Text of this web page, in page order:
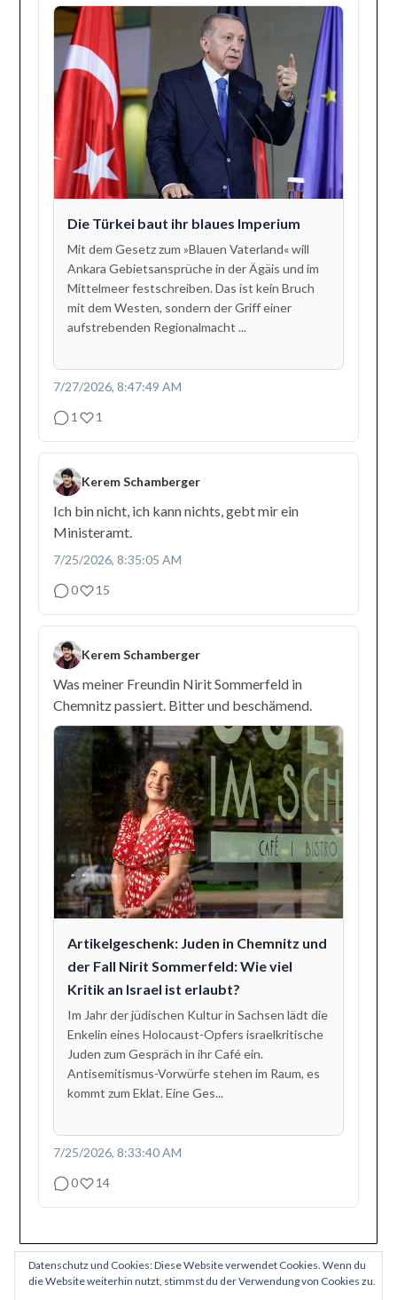
Die Türkei baut ihr blaues Imperium
Mit dem Gesetz zum »Blauen Vaterland« will
Ankara Gebietsansprüche in der Ägäis und im
Mittelmeer festschreiben. Das ist kein Bruch
mit dem Westen, sondern der Griff einer
aufstrebenden Regionalmacht ...
7/27/2026, 8:47:49 AM
1
1
Kerem Schamberger
Ich bin nicht, ich kann nichts, gebt mir ein
Ministeramt.
7/25/2026, 8:35:05 AM
0
15
Kerem Schamberger
Was meiner Freundin Nirit Sommerfeld in
Chemnitz passiert. Bitter und beschämend.
Artikelgeschenk: Juden in Chemnitz und
der Fall Nirit Sommerfeld: Wie viel
Kritik an Israel ist erlaubt?
Im Jahr der jüdischen Kultur in Sachsen lädt die
Enkelin eines Holocaust-Opfers israelkritische
Juden zum Gespräch in ihr Café ein.
Antisemitismus-Vorwürfe stehen im Raum, es
kommt zum Eklat. Eine Ges...
7/25/2026, 8:33:40 AM
0
14
Datenschutz und Cookies: Diese Website verwendet Cookies. Wenn du
die Website weiterhin nutzt, stimmst du der Verwendung von Cookies zu.